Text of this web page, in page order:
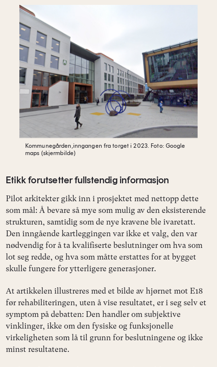
Kommunegården,inngangen fra torget i 2023. Foto: Google
maps (skjermbilde)
Etikk forutsetter fullstendig informasjon
Pilot arkitekter gikk inn i prosjektet med nettopp dette
som mål: Å bevare så mye som mulig av den eksisterende
strukturen, samtidig som de nye kravene ble ivaretatt.
Den inngående kartleggingen var ikke et valg, den var
nødvendig for å ta kvalifiserte beslutninger om hva som
lot seg redde, og hva som måtte erstattes for at bygget
skulle fungere for ytterligere generasjoner.
At artikkelen illustreres med et bilde av hjørnet mot E18
før rehabiliteringen, uten å vise resultatet, er i seg selv et
symptom på debatten: Den handler om subjektive
vinklinger, ikke om den fysiske og funksjonelle
virkeligheten som lå til grunn for beslutningene og ikke
minst resultatene.